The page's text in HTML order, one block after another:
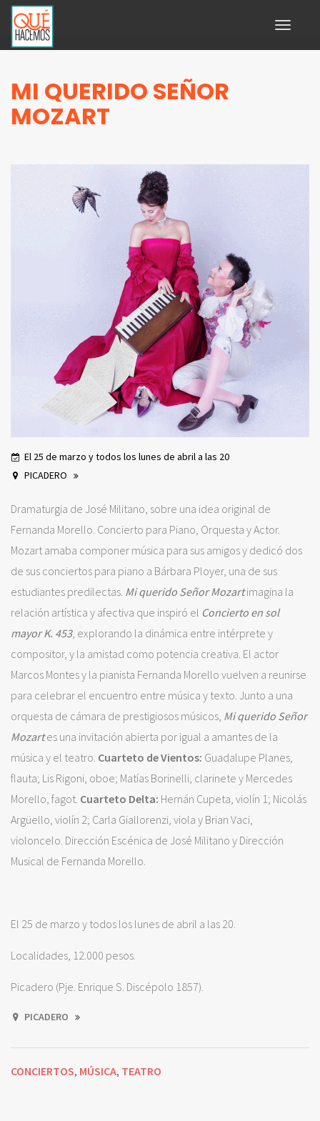
Toggle
MI QUERIDO SEÑOR
MOZART
El 25 de marzo y todos los lunes de abril a las 20
PICADERO
Dramaturgia de José Militano, sobre una idea original de
Fernanda Morello. Concierto para Piano, Orquesta y Actor.
Mozart amaba componer música para sus amigos y dedicó dos
de sus conciertos para piano a Bárbara Ployer, una de sus
estudiantes predilectas. Mi querido Señor Mozartimagina la
relación artística y afectiva que inspiró el Concierto en sol
mayor K. 453, explorando la dinámica entre intérprete y
compositor, y la amistad como potencia creativa. El actor
Marcos Montes y la pianista Fernanda Morello vuelven a reunirse
para celebrar el encuentro entre música y texto. Junto a una
orquesta de cámara de prestigiosos músicos, Mi querido Señor
Mozartes una invitación abierta por igual a amantes de la
música y el teatro. Cuarteto de Vientos: Guadalupe Planes,
flauta; Lis Rigoni, oboe; Matías Borinelli, clarinete y Mercedes
Morello, fagot. Cuarteto Delta: Hernán Cupeta, violín 1; Nicolás
Argüello, violín 2; Carla Giallorenzi, viola y Brian Vaci,
violoncelo. Dirección Escénica de José Militano y Dirección
Musical de Fernanda Morello.
El 25 de marzo y todos los lunes de abril a las 20.
Localidades, 12.000 pesos.
Picadero (Pje. Enrique S. Discépolo 1857).
PICADERO
CONCIERTOS, MÚSICA, TEATRO